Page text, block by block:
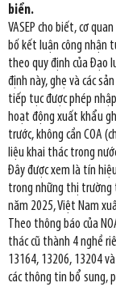
biển.
VASEP cho biết, cơ
bố kết luận công nhận
theo quy định của Đạo
định này, ghẹ và các
tiếp tục được phép
hoạt động xuất khẩu
trước, không cần COA
liệu khai thác trong
Đây được xem là tín
trong những thị trường
năm 2025, Việt Nam
Theo thông báo của
thác cũ thành 4 nghề
13164, 13206, 13204
các thông tin bổ sung,